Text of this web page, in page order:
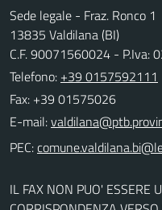
Sede legale - Fraz. Ronco 1
13835 Valdilana (BI)
C.F. 90071560024 - P.Iva:
Telefono: +39 0157592111
Fax: +39 01575026
E-mail:
PEC:
IL FAX NON PUO' ESSERE